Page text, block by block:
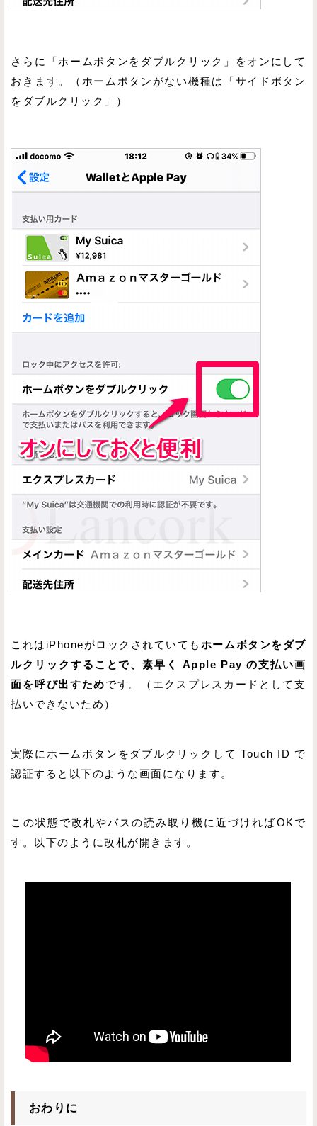
さらに「ホームボタンをダブルクリック」をオンにして
おきます。（ホームボタンがない機種は「サイドボタン
をダブルクリック」）
これはiPhoneがロックされていても ホームボタンをダブ
ルクリックすることで、素早く Apple Pay の支払い画
面を呼び出すためです。（エクスプレスカードとして支
払いできないため）
実際にホームボタンをダブルクリックして Touch ID で
認証すると以下のような画面になります。
この状態で改札やバスの読み取り機に近づければOKで
す。以下のように改札が開きます。
おわりに